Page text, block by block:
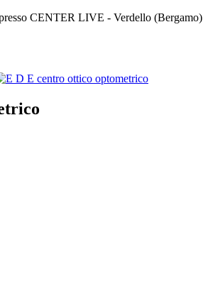
CENTER LIVE - Verdello (Bergamo)